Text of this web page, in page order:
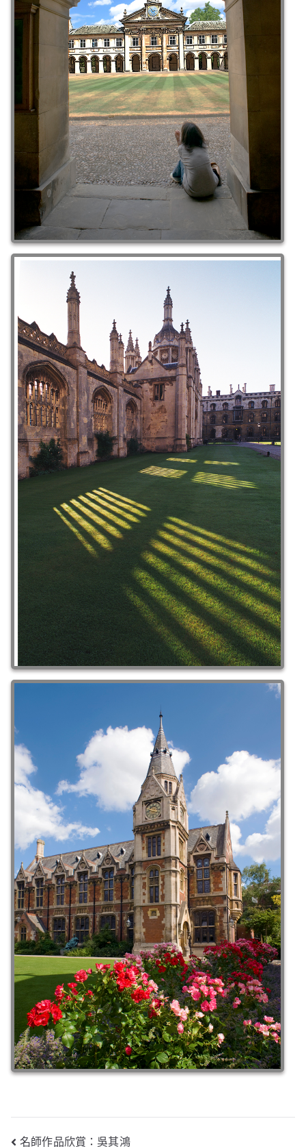
名師作品欣賞：吳其鴻